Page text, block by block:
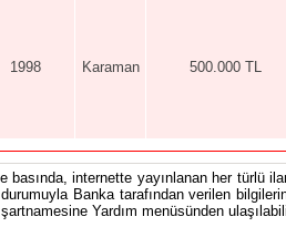
1998 Karaman 500.000 TL
internette yayınlanan her türlü
Banka tarafından verilen
Yardım menüsünden